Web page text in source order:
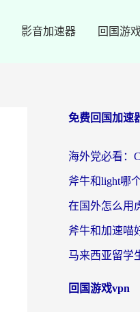
影音加速器 回国游
免费回国加速
回国游戏vpn